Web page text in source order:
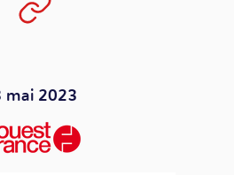
mai 2023